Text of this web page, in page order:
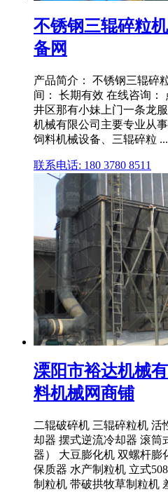
不锈钢三辊碎粒
备网
产品简介： 不锈钢三辊碎
间： 长期有效 在线咨询：
井区那有小妹上门一条龙
机械有限公司主要专业从
饲料机械设备、三辊碎粒 ...
联系电话: 180 3780 8511
溧阳市裕达机械
料机械网商铺
二辊破碎机 三辊碎粒机
却器 摆式逆流冷却器 滚筒
器） 大豆膨化机 双螺杆膨
保质器 水产制粒机 立式
制粒机 带破拱牧草制粒机